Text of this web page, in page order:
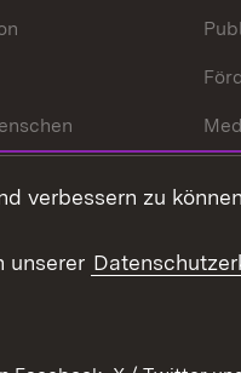
verbessern zu
unserer